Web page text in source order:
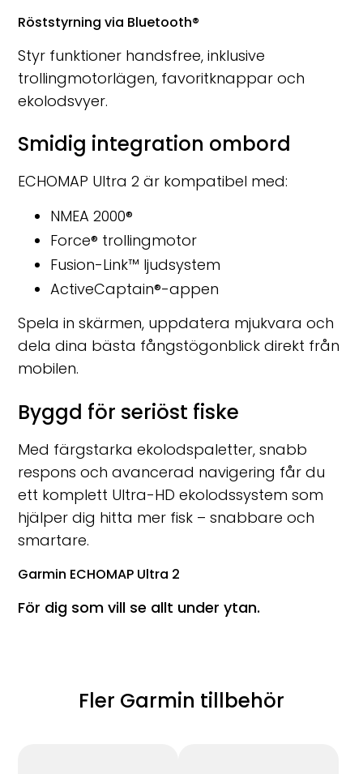
Röststyrning via Bluetooth®
Styr funktioner handsfree, inklusive
trollingmotorlägen, favoritknappar och
ekolodsvyer.
Smidig integration ombord
ECHOMAP Ultra 2 är kompatibel med:
NMEA 2000®
Force® trollingmotor
Fusion-Link™ ljudsystem
ActiveCaptain®-appen
Spela in skärmen, uppdatera mjukvara och
dela dina bästa fångstögonblick direkt från
mobilen.
Byggd för seriöst fiske
Med färgstarka ekolodspaletter, snabb
respons och avancerad navigering får du
ett komplett Ultra-HD ekolodssystem som
hjälper dig hitta mer fisk – snabbare och
smartare.
Garmin ECHOMAP Ultra 2
För dig som vill se allt under ytan.
Fler Garmin tillbehör